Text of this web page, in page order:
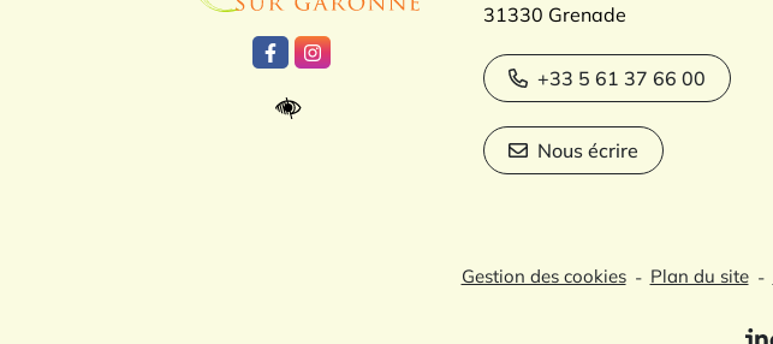
Lien vers le compte Facebook
Lien vers le compte Instagram
31330 Grenade
+33 5 61 37 66 00
Nous écrire
Gestion des cookies Plan du site